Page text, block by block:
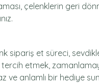
çelenklerin geri
sipariş et süreci,
etmek,
ve anlamlı bir hediye